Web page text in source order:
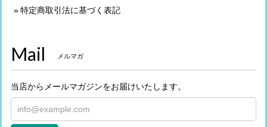
特定商取引法に基づく表記
Mail メルマガ
当店からメールマガジンをお届けいたします。